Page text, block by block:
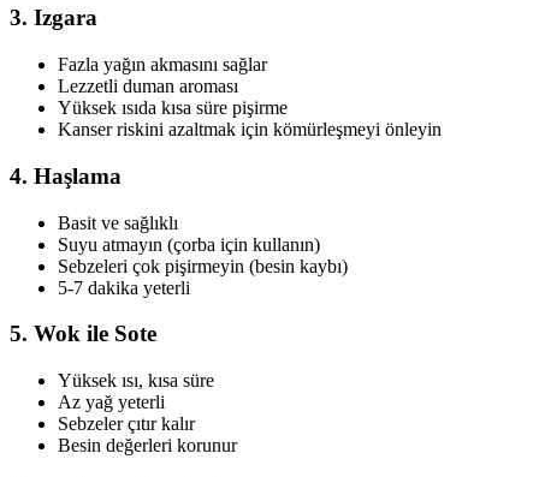
3. Izgara
Fazla yağın akmasını sağlar
Lezzetli duman aroması
Yüksek ısıda kısa süre pişirme
Kanser riskini azaltmak için kömürleşmeyi önleyin
4. Haşlama
Basit ve sağlıklı
Suyu atmayın (çorba için kullanın)
Sebzeleri çok pişirmeyin (besin kaybı)
5-7 dakika yeterli
5. Wok ile Sote
Yüksek ısı, kısa süre
Az yağ yeterli
Sebzeler çıtır kalır
Besin değerleri korunur